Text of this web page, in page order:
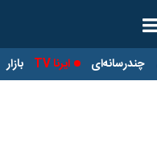
چندرسانه‌ای ایرنا TV بازار